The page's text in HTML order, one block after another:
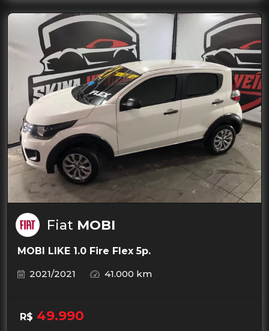
Fiat MOBI
MOBI LIKE 1.0 Fire Flex 5p.
2021/2021
41.000 km
R$ 49.990